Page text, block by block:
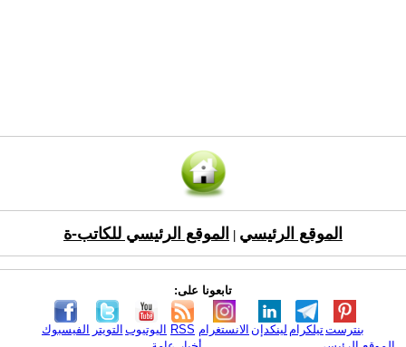
الموقع الرئيسي الموقع الرئيسي للكاتب-ة
تابعونا على:
الفيسبوك التويتر اليوتيوب RSS الانستغرام لينكدإن تيلكرامبنترست